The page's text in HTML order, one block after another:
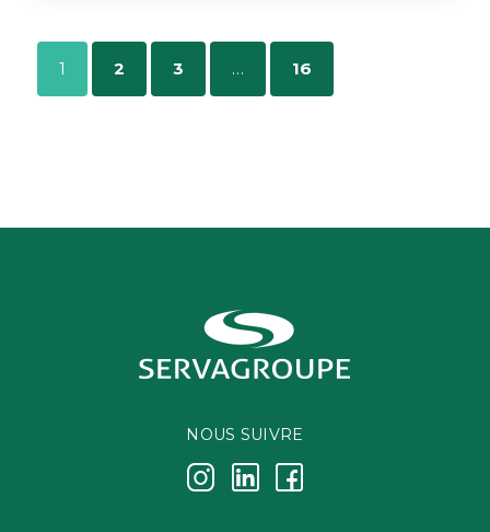
1 2 3 … 16
NOUS SUIVRE
j k i